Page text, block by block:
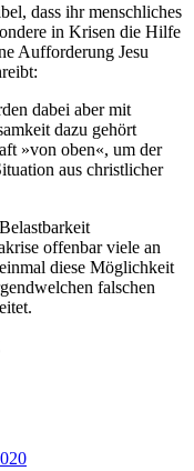
dass ihr menschliches
in Krisen die Hilfe
Aufforderung Jesu
dabei aber mit
dazu gehört
»von oben«, um der
aus christlicher
offenbar viele an
diese Möglichkeit
falschen